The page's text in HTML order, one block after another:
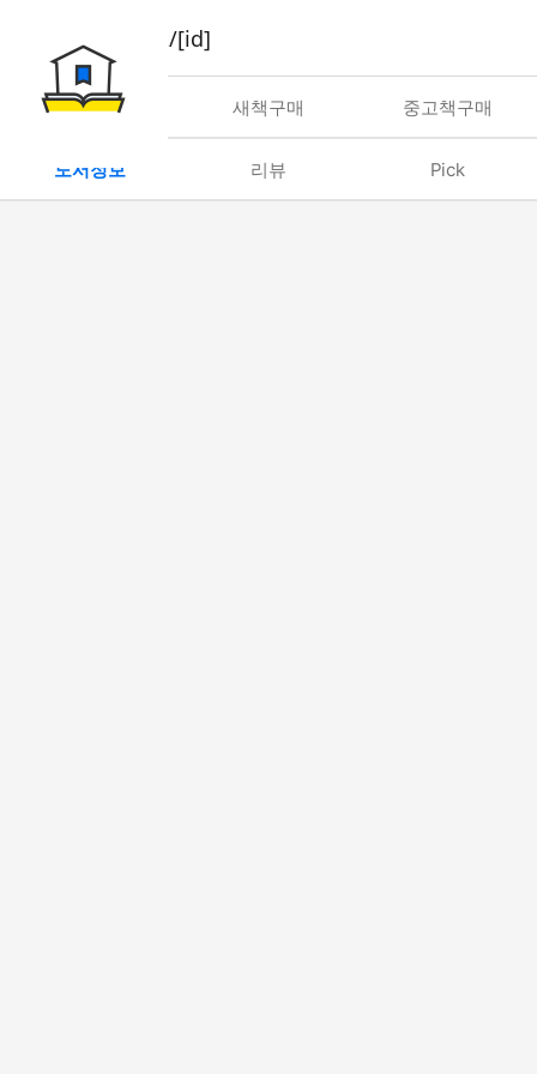
book/rent/[id]
대여 새책구매 중고책구매
도서정보 리뷰 Pick